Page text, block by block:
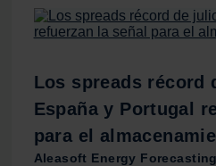
Los spreads récord
España y Portugal
para el
Aleasoft Energy Forecasting